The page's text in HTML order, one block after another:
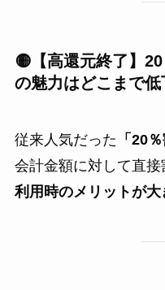
🟡【高還元終了】
の魅力はどこまで低
従来人気だった 「20
会計金額に対して直接
利用時のメリットが